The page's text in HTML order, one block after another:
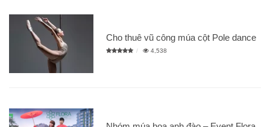
Cho thuê vũ công múa cột Pole dance
4,538